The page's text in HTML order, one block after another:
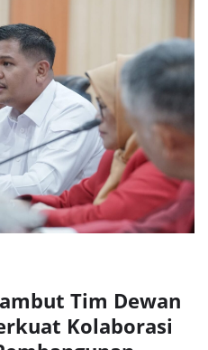
Tim Dewan
Kolaborasi